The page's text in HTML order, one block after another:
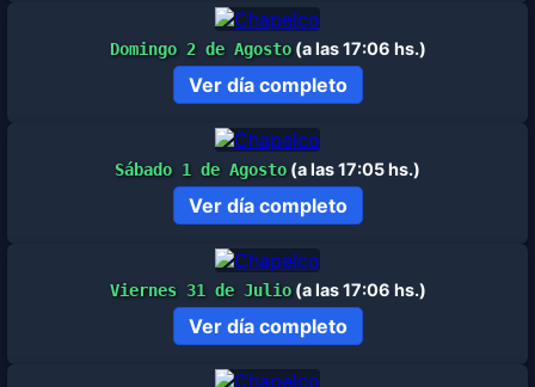
Domingo 2 de Agosto(a las 17:06 hs.)
Ver día completo
Sábado 1 de Agosto (a las 17:05 hs.)
Ver día completo
Viernes 31 de Julio(a las 17:06 hs.)
Ver día completo